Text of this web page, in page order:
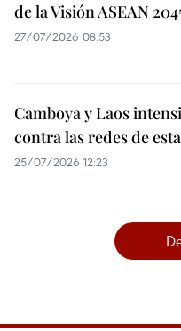
de la Visión ASEAN
27/07/2026 08:53
Camboya y Laos
contra las redes de
25/07/2026 12:23